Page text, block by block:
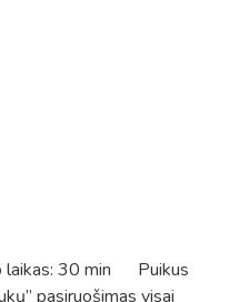
laikas: 30 min Puikus
pasiruošimas visai